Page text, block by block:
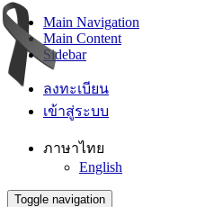
Main Navigation
Main Content
Sidebar
ลงทะเบียน
เข้าสู่ระบบ
ภาษาไทย
English
Toggle navigation